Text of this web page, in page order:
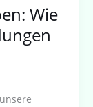
Wie